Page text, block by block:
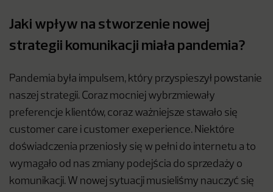
Jaki wpływ na stworzenie nowej
strategii komunikacji miała pandemia?
Pandemia była impulsem, który przyspieszył powstanie
naszej strategii. Coraz mocniej wybrzmiewały
preferencje klientów, coraz ważniejsze stawało się
customer care i customer exeperience. Niektóre
doświadczenia przeniosły się w pełni do internetu a to
wymagało od nas zmiany podejścia do sprzedaży o
komunikacji. W nowej sytuacji musieliśmy nauczyć się